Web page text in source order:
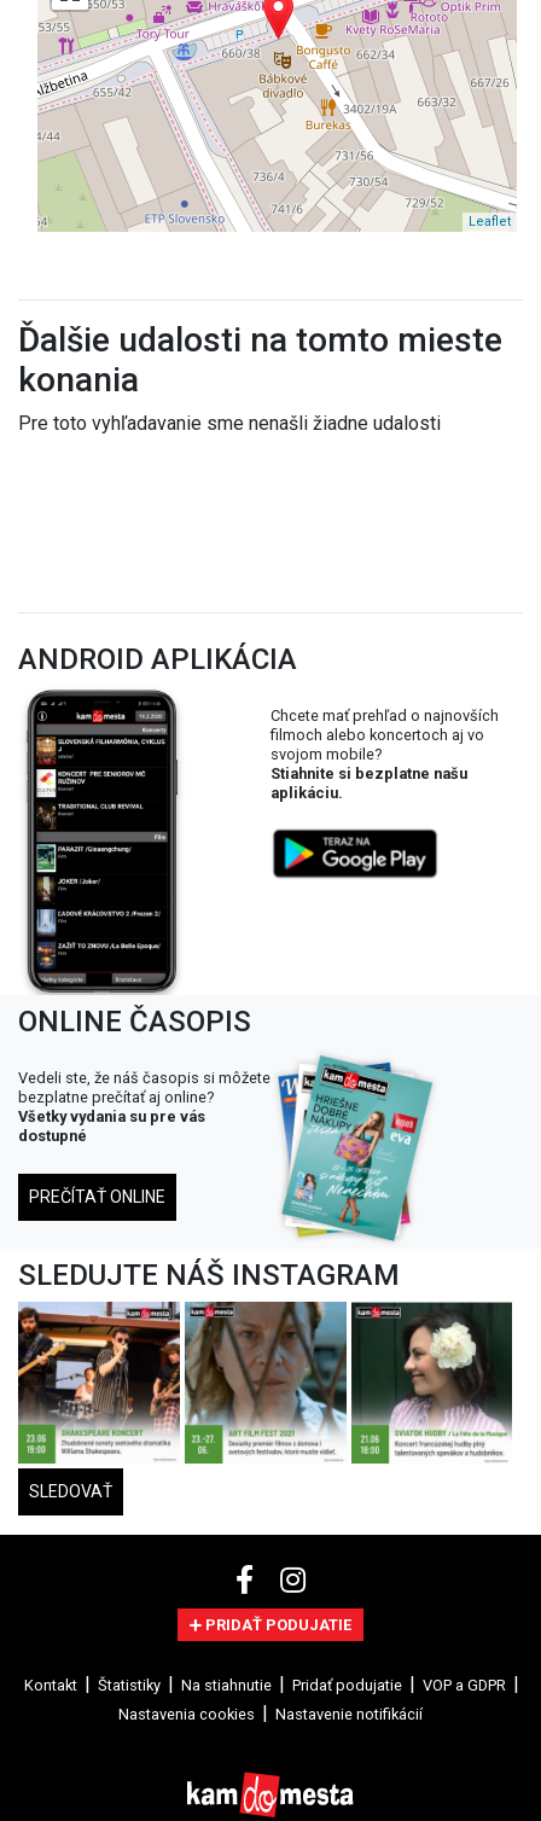
Leaflet
Ďalšie udalosti na tomto mieste
konania
Pre toto vyhľadavanie sme nenašli žiadne udalosti
ANDROID APLIKÁCIA
Chcete mať prehľad o najnovších
filmoch alebo koncertoch aj vo
svojom mobile?
Stiahnite si bezplatne našu
aplikáciu.
ONLINE ČASOPIS
Vedeli ste, že náš časopis si môžete
bezplatne prečítať aj online?
Všetky vydania su pre vás
dostupné
PREČÍTAŤ ONLINE
SLEDUJTE NÁŠ INSTAGRAM
SLEDOVAŤ
PRIDAŤ PODUJATIE
Kontakt Štatistiky Na stiahnutie Pridať podujatie
VOP a GDPR
Nastavenia cookies
Nastavenie notifikácií